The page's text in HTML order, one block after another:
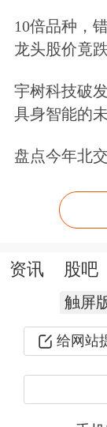
责任。用
保。
新客户免
10倍品种，
龙头股价竟
宇树科技破
具身智能的未
盘点今年北
资讯 股吧
触屏
给网站